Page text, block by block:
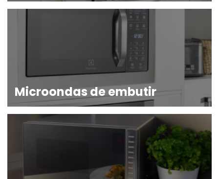
Microondas de embutir